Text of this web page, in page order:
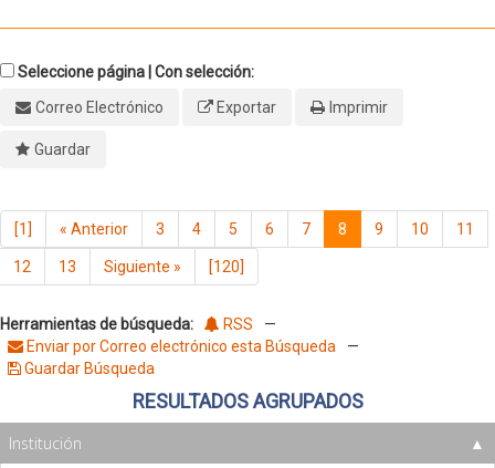
Seleccione página | Con selección:
Correo Electrónico
Exportar Imprimir
Guardar
[1] « Anterior 3 4 5 6 7 8 9 10 11
12 13 Siguiente » [120]
Herramientas de búsqueda: RSS
—
Enviar por Correo electrónico esta Búsqueda
—
Guardar Búsqueda
RESULTADOS AGRUPADOS
Institución